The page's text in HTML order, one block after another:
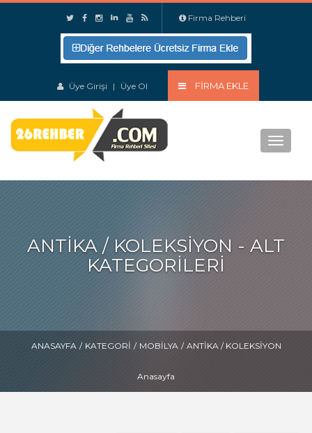
Firma Rehberi
Üye Girişi | Üye Ol FIRMA EKLE
Menu
ANTIKA / KOLEKSIYON - ALT
KATEGORILERI
ANASAYFA / KATEGORI / MOBILYA / ANTIKA / KOLEKSIYON
Anasayfa